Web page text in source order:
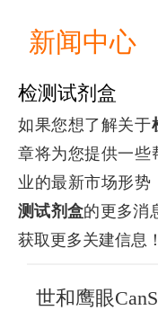
新闻中心
检测试剂盒
如果您想了解关于
章将为您提供一些
业的最新市场形势
测试剂盒的更多消
获取更多关建信息！